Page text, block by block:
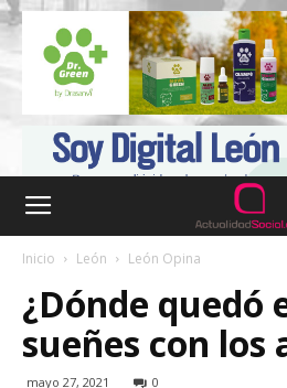
Inicio León León Opina
¿Dónde quedó
sueñes con los
mayo 27, 2021 0